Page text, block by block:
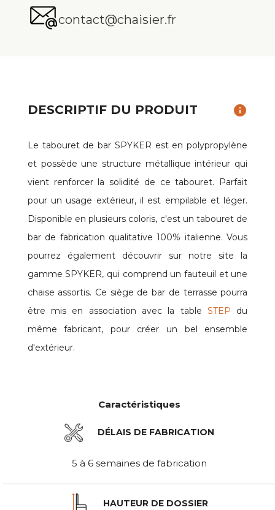
contact@chaisier.fr
DESCRIPTIF DU PRODUIT info
Le tabouret de bar SPYKER est en polypropylène
et possède une structure métallique intérieur qui
vient renforcer la solidité de ce tabouret. Parfait
pour un usage extérieur, il est empilable et léger.
Disponible en plusieurs coloris, c'est un tabouret de
bar de fabrication qualitative 100% italienne. Vous
pourrez également découvrir sur notre site la
gamme SPYKER, qui comprend un fauteuil et une
chaise assortis. Ce siège de bar de terrasse pourra
être mis en association avec la table STEP du
même fabricant, pour créer un bel ensemble
d'extérieur.
Caractéristiques
DÉLAIS DE FABRICATION
5 à 6 semaines de fabrication
HAUTEUR DE DOSSIER